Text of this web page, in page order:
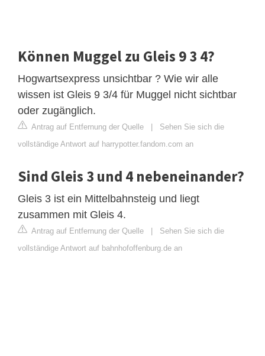
Können Muggel zu Gleis 9 3 4?
Hogwartsexpress unsichtbar ? Wie wir alle
wissen ist Gleis 9 3/4 für Muggel nicht sichtbar
oder zugänglich.
Antrag auf Entfernung der Quelle
Sehen Sie sich die
vollständige Antwort auf harrypotter.fandom.com an
Sind Gleis 3 und 4 nebeneinander?
Gleis 3 ist ein Mittelbahnsteig und liegt
zusammen mit Gleis 4.
Antrag auf Entfernung der Quelle
Sehen Sie sich die
vollständige Antwort auf bahnhofoffenburg.de an